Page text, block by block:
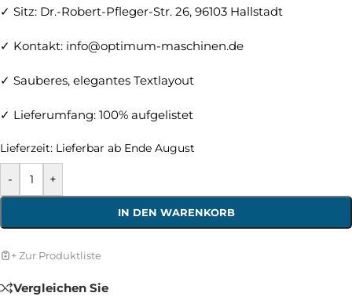
✓ Sitz: Dr.-Robert-Pfleger-Str. 26, 96103 Hallstadt
✓ Kontakt: info@optimum-maschinen.de
✓ Sauberes, elegantes Textlayout
✓ Lieferumfang: 100% aufgelistet
Lieferzeit: Lieferbar ab Ende August
- +
IN DEN WARENKORB
+ Zur Produktliste
Vergleichen Sie